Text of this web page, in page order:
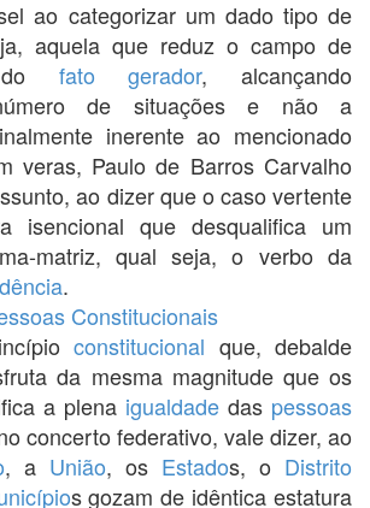
ao categorizar um dado tipo de
aquela que reduz o campo de
do fato gerador, alcançando
de situações e não a
inerente ao mencionado
veras, Paulo de Barros Carvalho
ao dizer que o caso vertente
isencional que desqualifica um
matriz, qual seja, o verbo da
.
Constitucionais
constitucional que, debalde
da mesma magnitude que os
a plena igualdade das pessoas
concerto federativo, vale dizer, ao
, a União, os Estados, o Distrito
s gozam de idêntica estatura